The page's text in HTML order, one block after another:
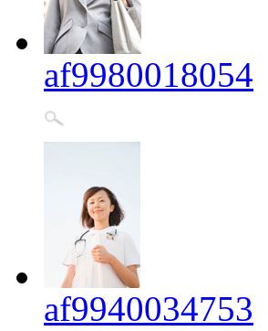
af9980018054
af9940034753